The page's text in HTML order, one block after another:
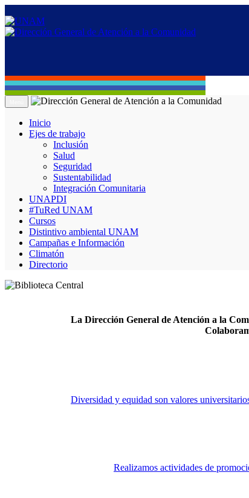
Inicio
Ejes de trabajo
Inclusión
Salud
Seguridad
Sustentabilidad
Integración Comunitaria
UNAPDI
#TuRed UNAM
Cursos
Distintivo ambiental UNAM
Campañas e Información
Climatón
Directorio
La Dirección General de Atención a la
Diversidad y equidad son valores
Realizamos actividades de